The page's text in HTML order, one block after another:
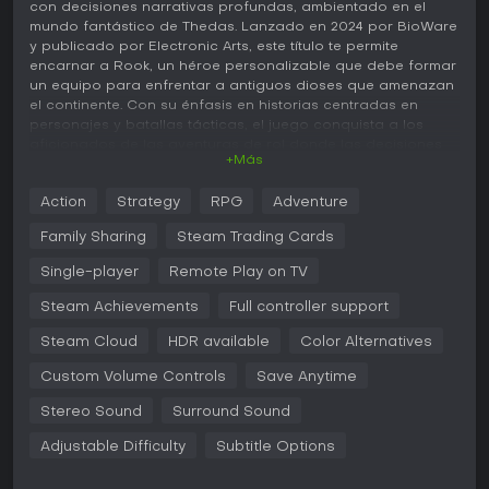
con decisiones narrativas profundas, ambientado en el
mundo fantástico de Thedas. Lanzado en 2024 por BioWare
y publicado por Electronic Arts, este título te permite
encarnar a Rook, un héroe personalizable que debe formar
un equipo para enfrentar a antiguos dioses que amenazan
el continente. Con su énfasis en historias centradas en
personajes y batallas tácticas, el juego conquista a los
Jugabilidad
En Dragon Age: The Veilguard, el combate gira en torno a la
directamente a Rook con ataques rápidos, bloqueos y
habilidades de compañeros te permite dar órdenes a tu
las debilidades enemigas. Elige entre tres clases: Warrior,
Mage o Rogue, cada una con dos tipos de armas y
habilidades únicas. La progresión pasa por subir de nivel
mediante árboles de habilidades, desbloqueando perks y
recorre entornos variados como bosques y ciudades,
+Más
Action Strategy RPG Adventure
Family Sharing Steam Trading Cards
Single-player Remote Play on TV
Steam Achievements Full controller support
Steam Cloud HDR available Color Alternatives
Custom Volume Controls Save Anytime
Stereo Sound Surround Sound
Adjustable Difficulty Subtitle Options